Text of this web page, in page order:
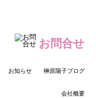
お問合せ
お知らせ 榊原陽子ブログ
会社概要